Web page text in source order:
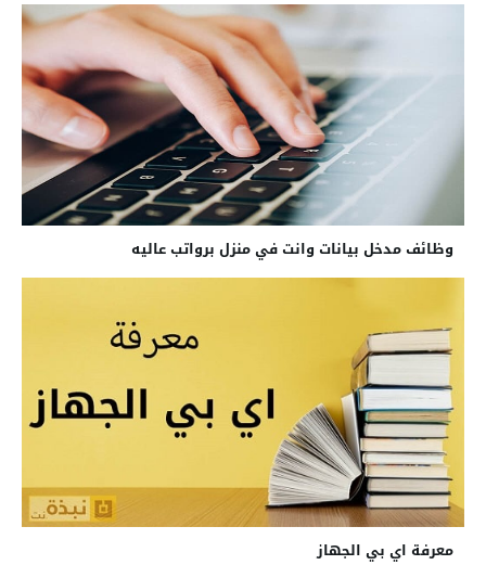
وظائف مدخل بيانات وانت في منزل برواتب عاليه
معرفة اي بي الجهاز